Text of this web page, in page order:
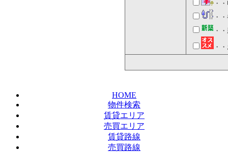
・
・
・
・
HOME
物件検索
賃貸エリア
売買エリア
賃貸路線
売買路線